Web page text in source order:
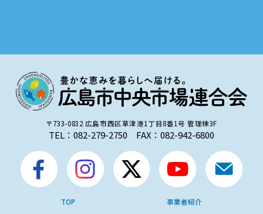
〒733-0832 広島市西区草津港1丁目8番1号 管理棟3F
TEL：082-279-2750 FAX：082-942-6800
TOP 事業者紹介